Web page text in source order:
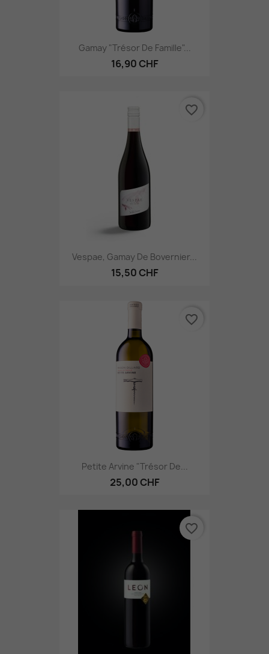
Gamay "Trésor De Famille"...
16,90 CHF
Vespae, Gamay De Bovernier...
15,50 CHF
favorite_border
Petite Arvine "Trésor De...
25,00 CHF
favorite_border
favorite_border